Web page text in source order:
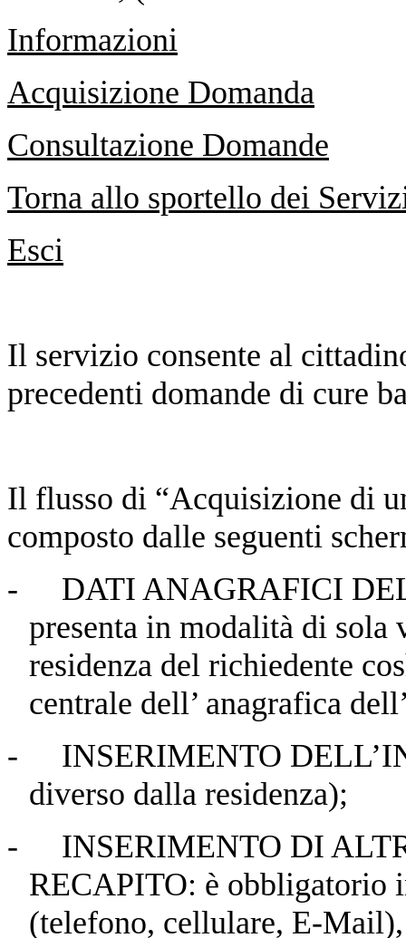
Informazioni
Acquisizione Domanda
Consultazione Domande
Torna allo sportello dei
Esci
Il servizio consente al
precedenti domande di cure
Il flusso di “Acquisizione di
composto dalle seguenti
-
DATI ANAGRAFICI
presenta in modalità di
residenza del richiedente
centrale dell’ anagrafica
-
INSERIMENTO
diverso dalla residenza);
-
INSERIMENTO DI
RECAPITO: è obbligatorio
(telefono, cellulare, E-